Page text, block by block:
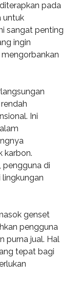
pada
untuk
sangat penting
ingin
Ini
karbon.
pengguna di
genset
pengguna
purna jual. Hal
tepat bagi